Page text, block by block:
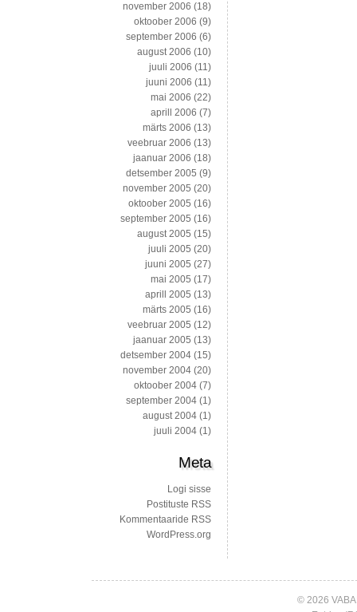
november 2006 (18)
oktoober 2006 (9)
september 2006 (6)
august 2006 (10)
juuli 2006 (11)
juuni 2006 (11)
mai 2006 (22)
aprill 2006 (7)
märts 2006 (13)
veebruar 2006 (13)
jaanuar 2006 (18)
detsember 2005 (9)
november 2005 (20)
oktoober 2005 (16)
september 2005 (16)
august 2005 (15)
juuli 2005 (20)
juuni 2005 (27)
mai 2005 (17)
aprill 2005 (13)
märts 2005 (16)
veebruar 2005 (12)
jaanuar 2005 (13)
detsember 2004 (15)
november 2004 (20)
oktoober 2004 (7)
september 2004 (1)
august 2004 (1)
juuli 2004 (1)
Meta
Logi sisse
Postituste RSS
Kommentaaride RSS
WordPress.org
© 2026